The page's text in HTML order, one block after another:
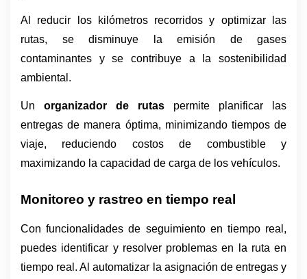
Al reducir los kilómetros recorridos y optimizar las
rutas, se disminuye la emisión de gases
contaminantes y se contribuye a la sostenibilidad
ambiental.
Un organizador de rutas permite planificar las
entregas de manera óptima, minimizando tiempos de
viaje, reduciendo costos de combustible y
maximizando la capacidad de carga de los vehículos.
Monitoreo y rastreo en tiempo real
Con funcionalidades de seguimiento en tiempo real,
puedes identificar y resolver problemas en la ruta en
tiempo real. Al automatizar la asignación de entregas y